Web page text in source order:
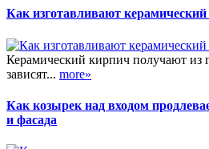
Как изготавливают
Керамический кирпич получают из
зависят... more»
Как козырек над входом
и фасада